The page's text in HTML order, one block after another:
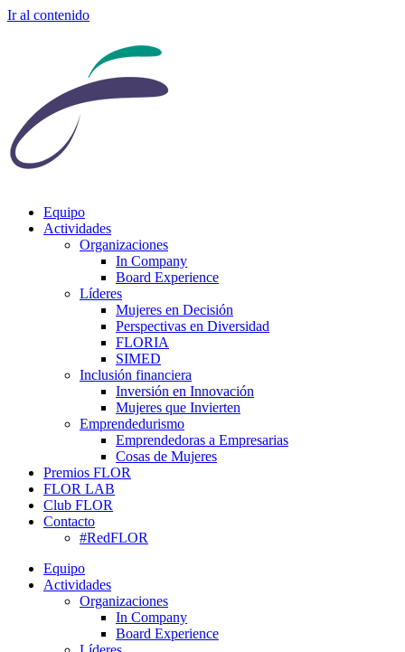
Ir al contenido
Equipo
Actividades
Organizaciones
In Company
Board Experience
Líderes
Mujeres en Decisión
Perspectivas en Diversidad
FLORIA
SIMED
Inclusión financiera
Inversión en Innovación
Mujeres que Invierten
Emprendedurismo
Emprendedoras a Empresarias
Cosas de Mujeres
Premios FLOR
FLOR LAB
Club FLOR
Contacto
#RedFLOR
Equipo
Actividades
Organizaciones
In Company
Board Experience